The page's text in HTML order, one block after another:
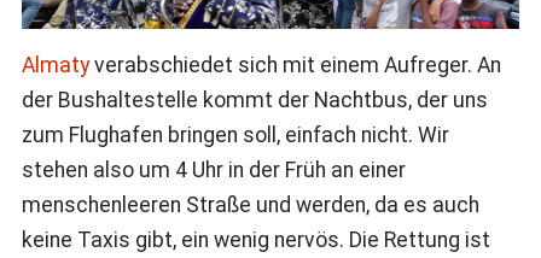
Almatyverabschiedet sich mit einem Aufreger. An
der Bushaltestelle kommt der Nachtbus, der uns
zum Flughafen bringen soll, einfach nicht. Wir
stehen also um 4 Uhr in der Früh an einer
menschenleeren Straße und werden, da es auch
keine Taxis gibt, ein wenig nervös. Die Rettung ist